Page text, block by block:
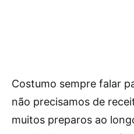
Costumo sempre falar
não precisamos de
muitos preparos ao